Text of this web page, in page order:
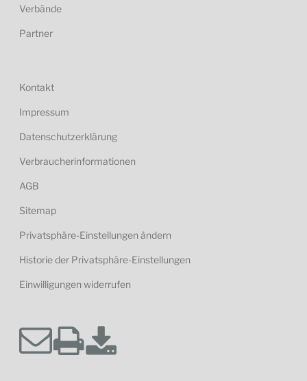
Verbände
Partner
Kontakt
Impressum
Datenschutzerklärung
Verbraucherinformationen
AGB
Sitemap
Privatsphäre-Einstellungen ändern
Historie der Privatsphäre-Einstellungen
Einwilligungen widerrufen